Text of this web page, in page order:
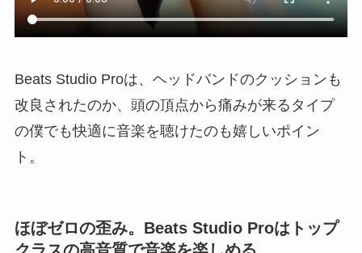
Beats Studio Proは、ヘッドバンドのクッションも
改良されたのか、頭の頂点から痛みが来るタイプ
の僕でも快適に音楽を聴けたのも嬉しいポイン
ト。
ほぼゼロの歪み。Beats Studio Proはトップ